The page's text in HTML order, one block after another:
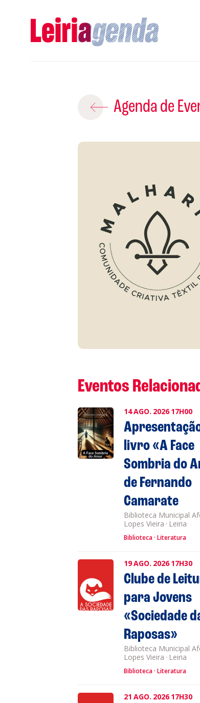
Agenda de
Eventos
14AGO. 202617H00
livro «A Face
Sombria do
de Fernando
Camarate
Biblioteca Municipal
Lopes Vieira · Leiria
Biblioteca Literatura
19AGO. 202617H30
Clube de
para Jovens
«Sociedade
Raposas»
Biblioteca Municipal
Lopes Vieira · Leiria
Biblioteca Literatura
21 AGO. 202617H30